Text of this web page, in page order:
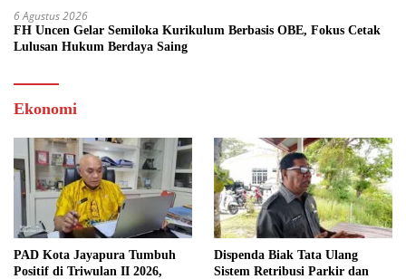
6 Agustus 2026
FH Uncen Gelar Semiloka Kurikulum Berbasis OBE, Fokus Cetak
Lulusan Hukum Berdaya Saing
Ekonomi
PAD Kota Jayapura Tumbuh
Positif di Triwulan II 2026,
Dispenda Biak Tata Ulang
Sistem Retribusi Parkir dan